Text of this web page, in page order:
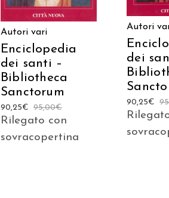
Autori vari
Enciclopedia
dei santi –
Bibliotheca
Sanctorum
95,00€
90,25€
Rilegato con
sovracopertina
Autori
dei
90,25€